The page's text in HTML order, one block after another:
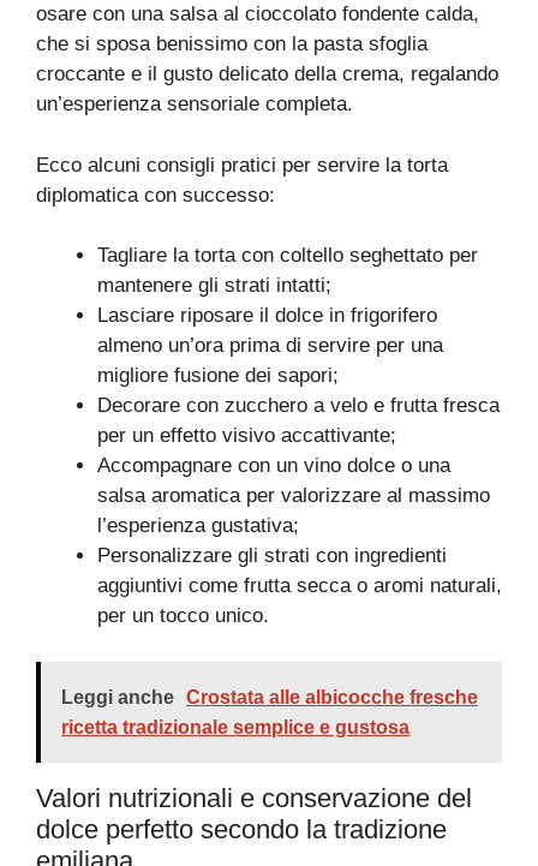
osare con una salsa al cioccolato fondente calda,
che si sposa benissimo con la pasta sfoglia
croccante e il gusto delicato della crema, regalando
un’esperienza sensoriale completa.
Ecco alcuni consigli pratici per servire la torta
diplomatica con successo:
Tagliare la torta con coltello seghettato per
mantenere gli strati intatti;
Lasciare riposare il dolce in frigorifero
almeno un’ora prima di servire per una
migliore fusione dei sapori;
Decorare con zucchero a velo e frutta fresca
per un effetto visivo accattivante;
Accompagnare con un vino dolce o una
salsa aromatica per valorizzare al massimo
l’esperienza gustativa;
Personalizzare gli strati con ingredienti
aggiuntivi come frutta secca o aromi naturali,
per un tocco unico.
Leggi anche Crostata alle albicocche fresche
ricetta tradizionale semplice e gustosa
Valori nutrizionali e conservazione del
dolce perfetto secondo la tradizione